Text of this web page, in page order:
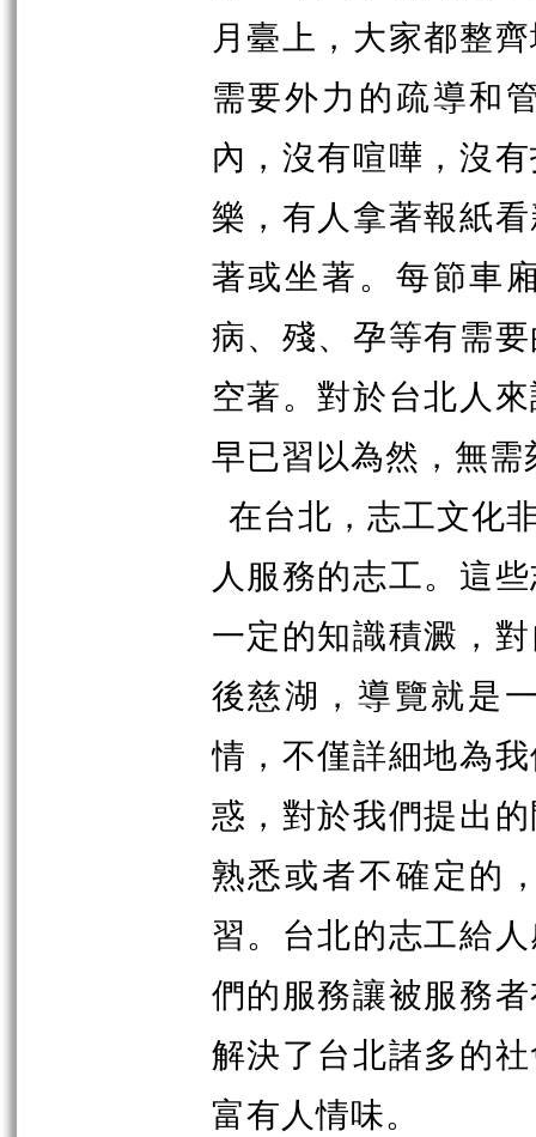
月臺上，大家都整
需要外力的疏導和
內，沒有喧嘩，沒
樂，有人拿著報紙
著或坐著。每節車
病、殘、孕等有需
空著。對於台北人
早已習以為然，無需
在台北，志工文化
人服務的志工。這
一定的知識積澱，
後慈湖，導覽就是
情，不僅詳細地為
惑，對於我們提出
熟悉或者不確定的
習。台北的志工給
們的服務讓被服務
解決了台北諸多的
富有人情味。